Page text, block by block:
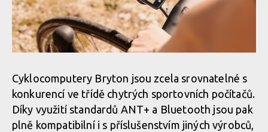
Cyklocomputery Bryton jsou zcela srovnatelné s
konkurencí ve třídě chytrých sportovních počítačů.
Díky využití standardů ANT+ a Bluetooth jsou pak
plně kompatibilní i s příslušenstvím jiných výrobců,